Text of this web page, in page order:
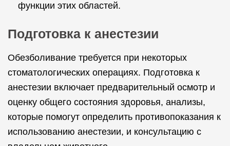
функции этих областей.
Подготовка к анестезии
Обезболивание требуется при некоторых
стоматологических операциях. Подготовка к
анестезии включает предварительный осмотр и
оценку общего состояния здоровья, анализы,
которые помогут определить противопоказания к
использованию анестезии, и консультацию с